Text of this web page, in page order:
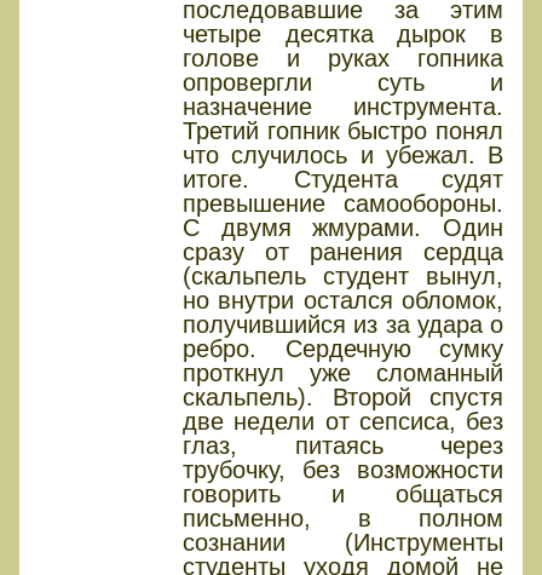
последовавшие за этим
четыре десятка дырок в
голове и руках гопника
опровергли суть и
назначение инструмента.
Третий гопник быстро понял
что случилось и убежал. В
итоге. Студента судят
превышение самообороны.
С двумя жмурами. Один
сразу от ранения сердца
(скальпель студент вынул,
но внутри остался обломок,
получившийся из за удара о
ребро. Сердечную сумку
проткнул уже сломанный
скальпель). Второй спустя
две недели от сепсиса, без
глаз, питаясь через
трубочку, без возможности
говорить и общаться
письменно, в полном
сознании (Инструменты
студенты уходя домой не